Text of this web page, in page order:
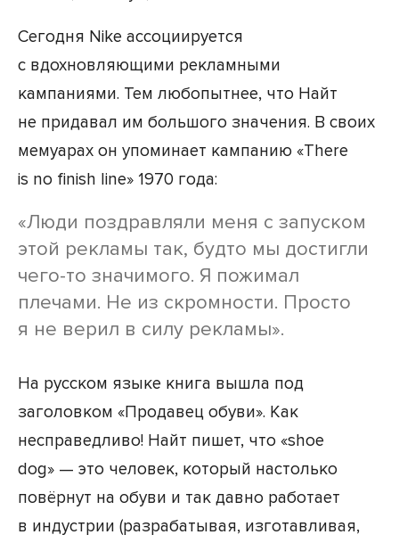
Сегодня Nike ассоциируется
с вдохновляющими рекламными
кампаниями. Тем любопытнее, что Найт
не придавал им большого значения. В своих
мемуарах он упоминает кампанию «There
is no finish line» 1970 года:
«Люди поздравляли меня с запуском
этой рекламы так, будто мы достигли
чего-то значимого. Я пожимал
плечами. Не из скромности. Просто
я не верил в силу рекламы».
На русском языке книга вышла под
заголовком «Продавец обуви». Как
несправедливо! Найт пишет, что «shoe
dog» — это человек, который настолько
повёрнут на обуви и так давно работает
в индустрии (разрабатывая, изготавливая,